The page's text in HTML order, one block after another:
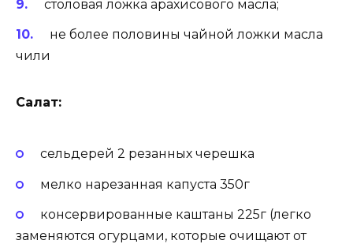
столовая ложка арахисового масла;
не более половины чайной ложки масла
чили
Салат:
сельдерей 2 резанных черешка
мелко нарезанная капуста 350г
консервированные каштаны 225г (легко
заменяются огурцами, которые очищают от